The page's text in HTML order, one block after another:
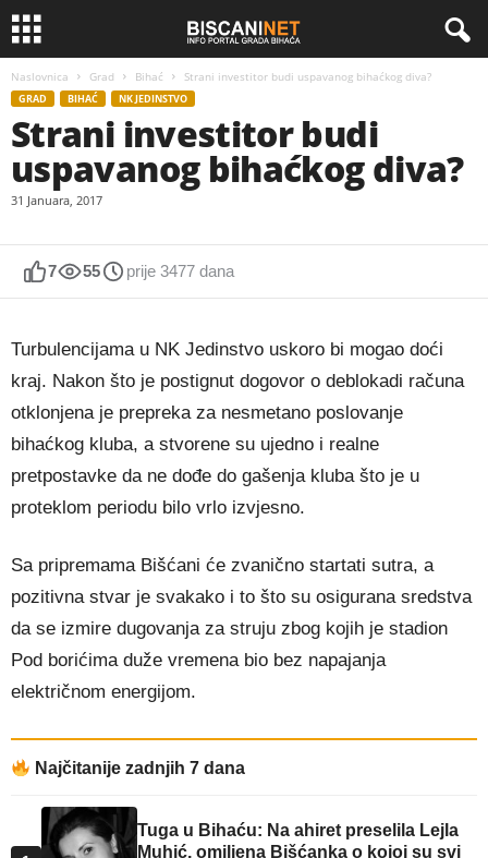
Naslovnica Grad Bihać Strani investitor budi uspavanog bihaćkog diva?
GRAD BIHAĆ NK JEDINSTVO
Strani investitor budi
uspavanog bihaćkog diva?
31 Januara, 2017
7 55 prije 3477 dana
Turbulencijama u NK Jedinstvo uskoro bi mogao doći
kraj. Nakon što je postignut dogovor o deblokadi računa
otklonjena je prepreka za nesmetano poslovanje
bihaćkog kluba, a stvorene su ujedno i realne
pretpostavke da ne dođe do gašenja kluba što je u
proteklom periodu bilo vrlo izvjesno.
Sa pripremama Bišćani će zvanično startati sutra, a
pozitivna stvar je svakako i to što su osigurana sredstva
da se izmire dugovanja za struju zbog kojih je stadion
Pod borićima duže vremena bio bez napajanja
električnom energijom.
Najčitanije zadnjih 7 dana
Tuga u Bihaću: Na ahiret preselila Lejla
Muhić, omiljena Bišćanka o kojoj su svi